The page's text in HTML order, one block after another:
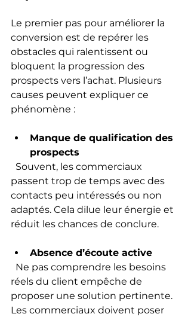
Le premier pas pour améliorer la
conversion est de repérer les
obstacles qui ralentissent ou
bloquent la progression des
prospects vers l’achat. Plusieurs
causes peuvent expliquer ce
phénomène :
Manque de qualification des
prospects
passent trop de temps avec des
contacts peu intéressés ou non
adaptés. Cela dilue leur énergie et
réduit les chances de conclure.
Absence d’écoute active
réels du client empêche de
proposer une solution pertinente.
Les commerciaux doivent poser